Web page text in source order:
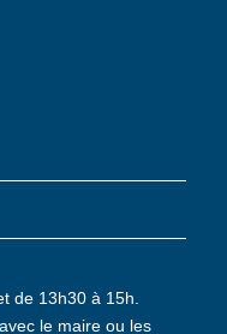
de 13h30 à 15h.
le maire ou les